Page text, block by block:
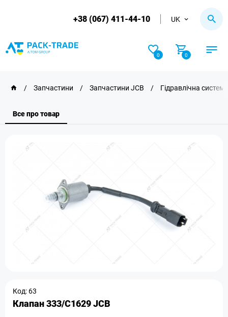
+38 (067) 411-44-10 UK
0 0
/ Запчастини / Запчастини JCB / Гідравлічна система
Все про товар
Код: 63
Клапан 333/C1629 JCB